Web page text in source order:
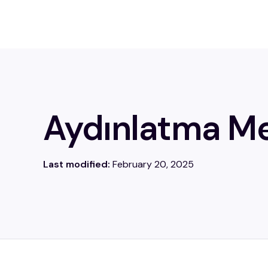
Aydınlatma
Last modified: February 20, 2025